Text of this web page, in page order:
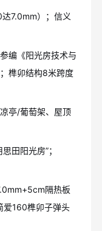
7.0mm）；信义
编《阳光房技术与
榫卯结构8米跨度
亭/葡萄架、屋顶
田阳光房”；
隔热板
爱160榫卯子弹头